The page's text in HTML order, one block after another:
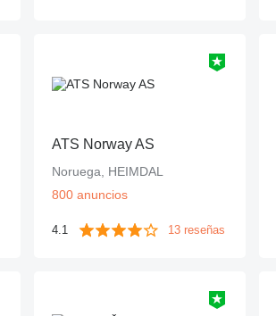
ATS Norway AS
Noruega, HEIMDAL
800 anuncios
4.1 13 reseñas